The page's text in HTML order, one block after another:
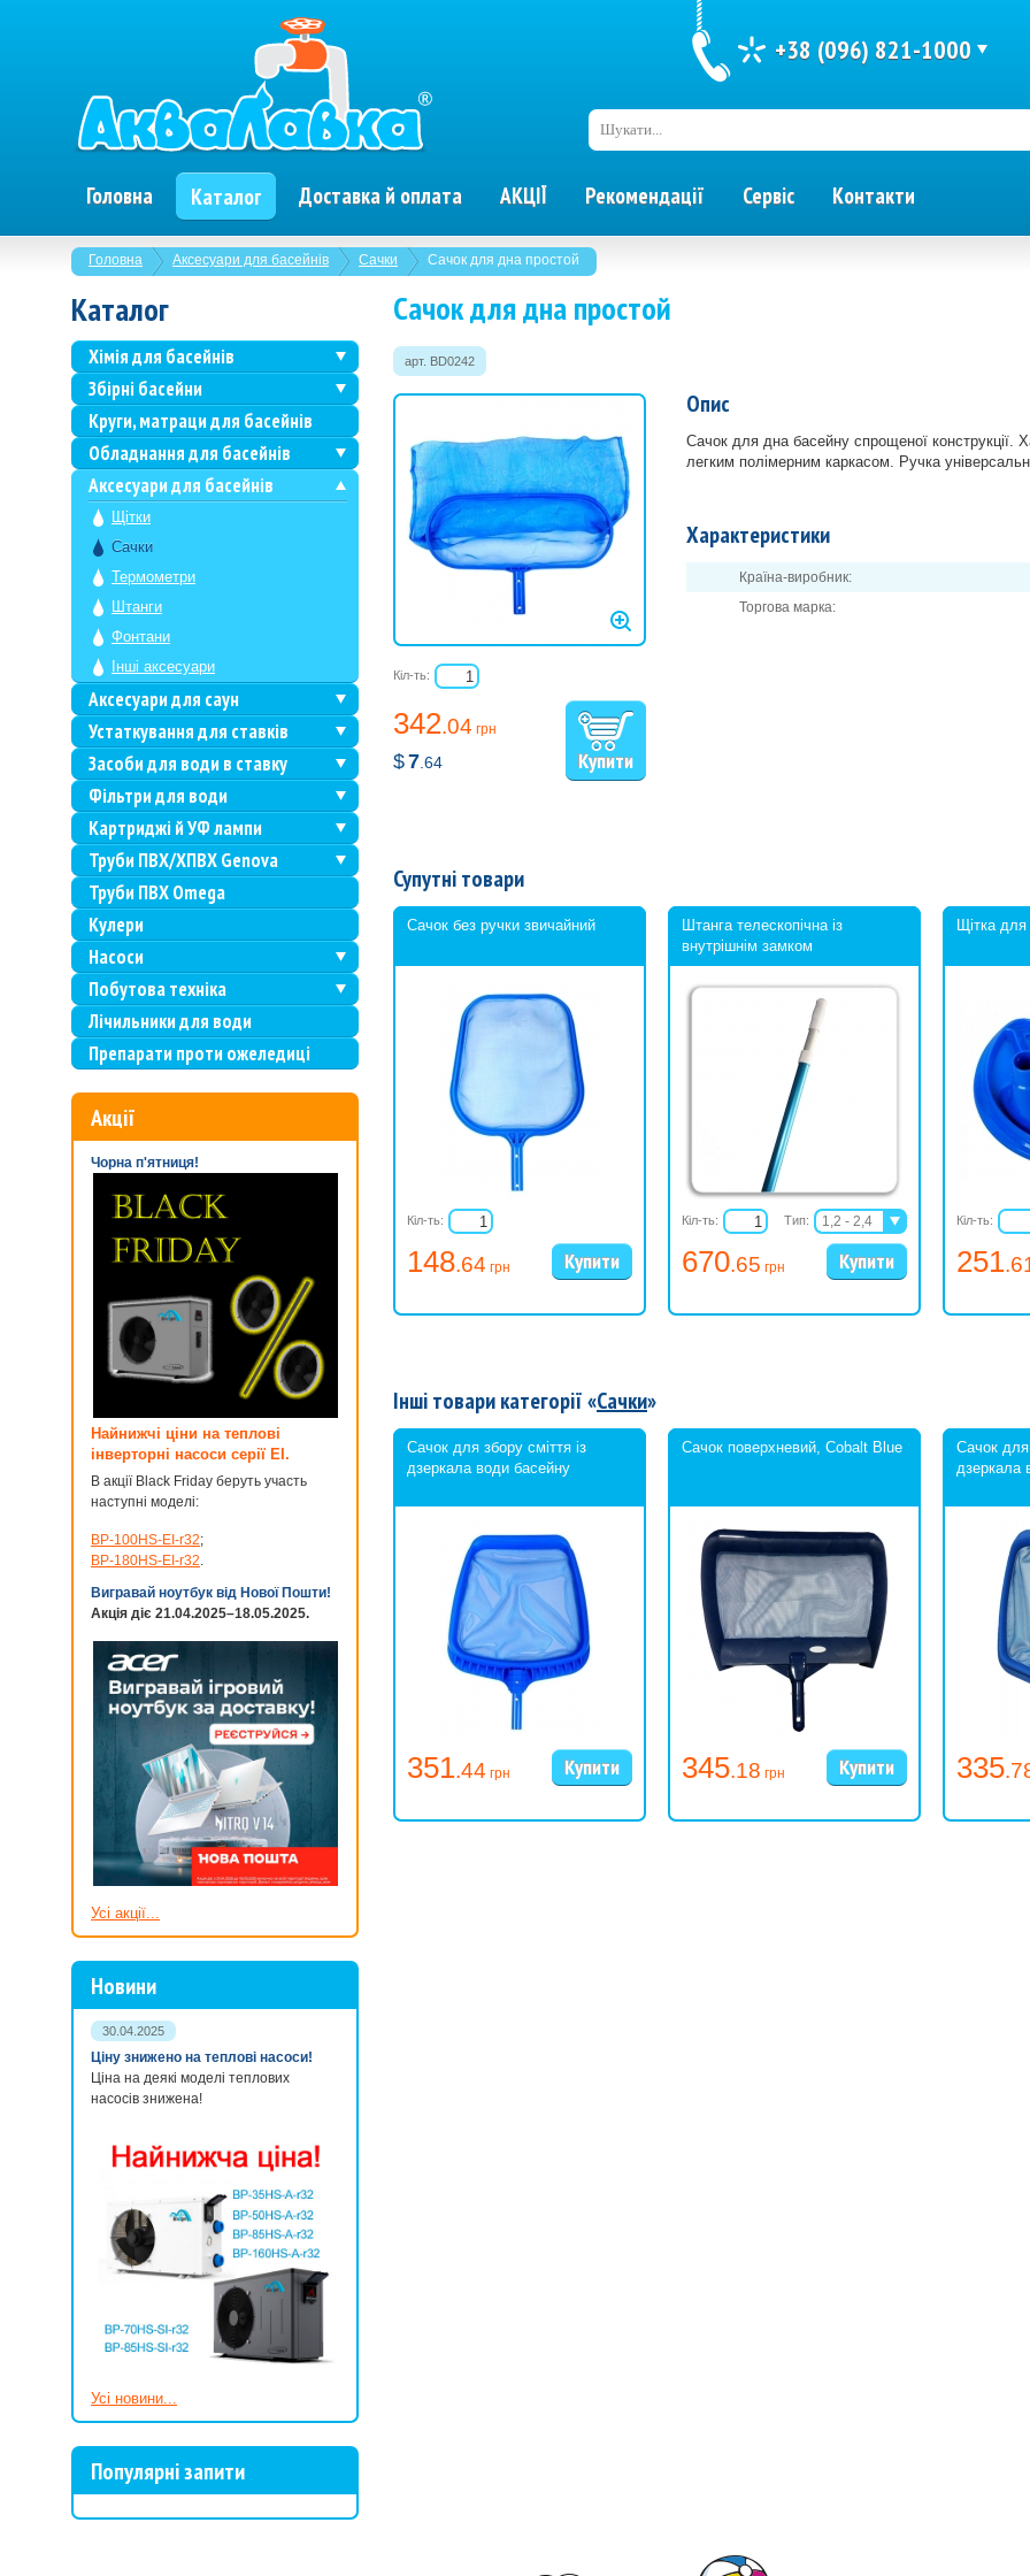
Головна Каталог Доставка й оплата АКЦІЇ Рекомендації Сервіс Контакти
Шукати...
+38 (096) 821-1000
Головна Аксесуари для басейнів Сачки Сачок для дна простой
Сачок для дна простой
арт. BD0242
342.04 грн
$7 .64
Кіл-ть:
Опис
Сачок для дна басейну спрощеної конструкції.
легким полімерним каркасом. Ручка
Характеристики
Країна-виробник:
Торгова марка:
Супутні товари
Сачок без ручки звичайний
148.64 грн
Кіл-ть:
Штанга телескопічна із
внутрішнім замком
670.65 грн
Кіл-ть: Тип:
1,2 - 2,4
1,8 - 3,6
2,4 - 4,8
Щітка
251
Кіл-ть:
Інші товари категорії «Сачки»
Сачок для збору сміття із
дзеркала води басейну
351.44 грн
Сачок поверхневий, Cobalt Blue
345.18 грн
Сачок для
дзеркала
335
Каталог
Хімія для басейнів
Збірні басейни
Круги, матраци для басейнів
Обладнання для басейнів
Аксесуари для басейнів
Щітки
Сачки
Термометри
Штанги
Фонтани
Інші аксесуари
Аксесуари для саун
Устаткування для ставків
Засоби для води в ставку
Фільтри для води
Картриджі й УФ лампи
Труби ПВХ/ХПВХ Genova
Труби ПВХ Omega
Кулери
Насоси
Побутова техніка
Лічильники для води
Препарати проти ожеледиці
Акції
Чорна п'ятниця!
Найнижчі ціни на теплові
інверторні насоси серії EI.
В акції Black Friday беруть участь
наступні моделі:
BP-100HS-EI-r32;
BP-180HS-EI-r32.
Вигравай ноутбук від Нової Пошти!
Акція діє 21.04.2025–18.05.2025.
Усі акції...
Новини
30.04.2025
Ціну знижено на теплові насоси!
Ціна на деякі моделі теплових
насосів знижена!
Усі новини...
Популярні запити